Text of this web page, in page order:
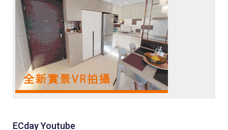
ECday Youtube